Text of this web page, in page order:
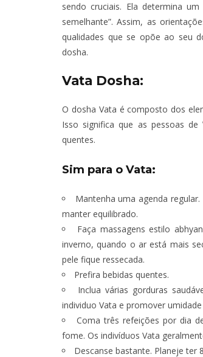
sendo cruciais. Ela determina
semelhante”. Assim, as
qualidades que se opõe ao seu
dosha.
Vata Dosha:
O dosha Vata é composto dos
Isso significa que as pessoas
quentes.
Sim para o Vata:
Mantenha uma agenda
manter equilibrado.
Faça massagens estilo
inverno, quando o ar está mais
pele fique ressecada.
Prefira bebidas quentes.
Inclua várias gorduras
individuo Vata e promover
Coma três refeições por dia
fome. Os indivíduos Vata
Descanse bastante. Planeje